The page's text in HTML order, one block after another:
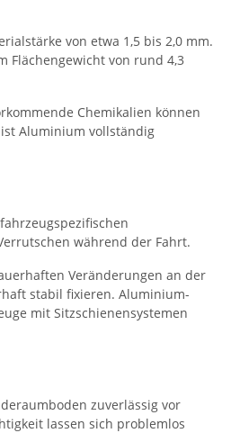
von etwa 1,5 bis 2,0 mm.
Flächengewicht von rund 4,3
Chemikalien können
Aluminium vollständig
während der Fahrt.
Veränderungen an der
stabil fixieren. Aluminium-
mit Sitzschienensystemen
zuverlässig vor
lassen sich problemlos